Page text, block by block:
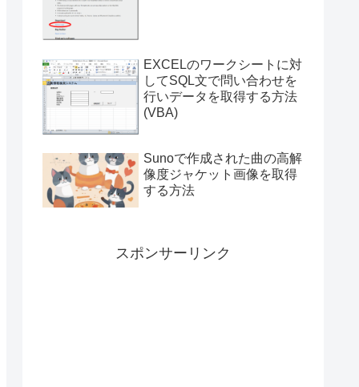
EXCELのワークシートに対
してSQL文で問い合わせを
行いデータを取得する方法
(VBA)
Sunoで作成された曲の高解
像度ジャケット画像を取得
する方法
スポンサーリンク